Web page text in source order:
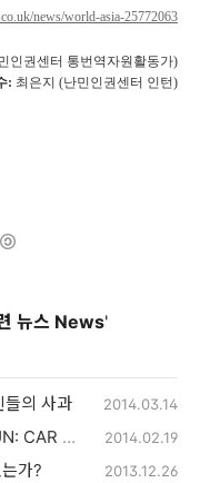
news/world-asia-25772063
인권센터 통번역자원활동가)
: 최은지 (난민인권센터 인턴)
뉴스 News'
들의 사과 2014.03.14
[Washington Post] 국제사면위원회, UN: CAR 무슬림 이주 ‘인종 청소’ 2014.02.19
가? 2013.12.26